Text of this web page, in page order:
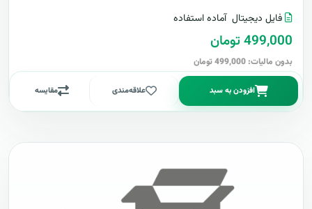
فایل دیجیتال آماده استفاده
499,000 تومان
بدون مالیات: 499,000 تومان
افزودن به سبد علاقه‌مندی مقایسه